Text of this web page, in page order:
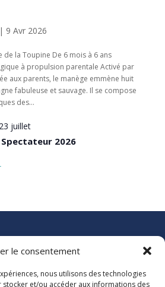
le consentement
nous utilisons des technologies
et/ou accéder aux informations des
| 9 Avr 2026
de la Toupine De 6 mois à 6 ans
à propulsion parentale Activé par
aux parents, le manège emmène huit
fabuleuse et sauvage. Il se compose
des...
23 juillet
2026